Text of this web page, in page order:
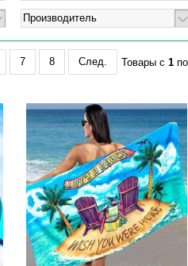
Производитель
7 8 След. Товары с 1по